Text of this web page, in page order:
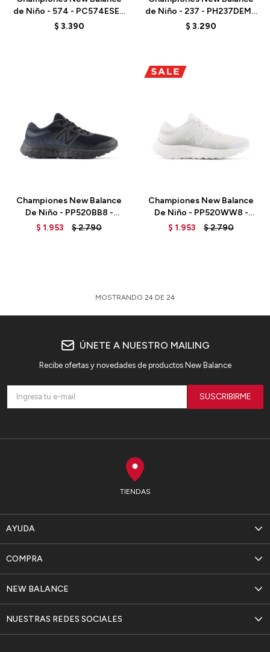
de Niño - 574 - PC574ESE -
HERON BLUE
$ 3.390
de Niño - 237 - PH237DEM -
BLACK
$ 3.290
Championes New Balance
De Niño - PP520BB8 -
BLACK
$ 1.953 $2.790
Championes New Balance
De Niño - PP520WW8 -
WHITE
$ 1.953 $2.790
MOSTRANDO 24 DE 24
TIENDAS
AYUDA
NEW BALANCE
COMPRA
NUESTRAS REDES SOCIALES
ÚNETE A NUESTRO MAILING
Recibe ofertas y novedades de productos New Balance
SUSCRIBIRME